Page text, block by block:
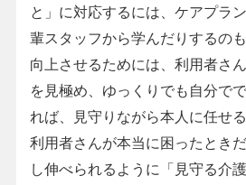
と」に対応するには、ケアプラ
輩スタッフから学んだりするの
向上させるためには、利用者さ
を見極め、ゆっくりでも自分で
れば、見守りながら本人に任せ
利用者さんが本当に困ったとき
し伸べられるように「見守る介